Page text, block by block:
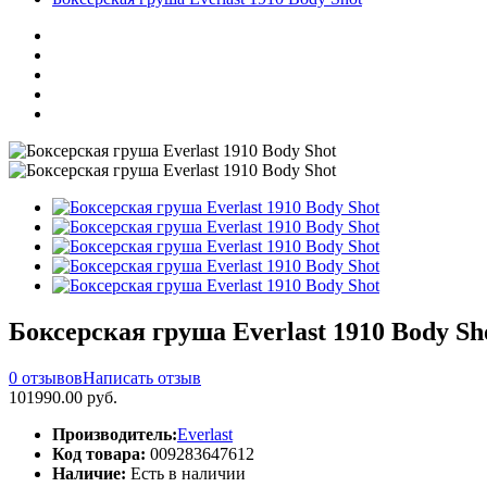
Боксерская груша Everlast 1910 Body
0 отзывовНаписать отзыв
101990.00 руб.
Производитель:Everlast
Код товара: 009283647612
Наличие: Есть в наличии